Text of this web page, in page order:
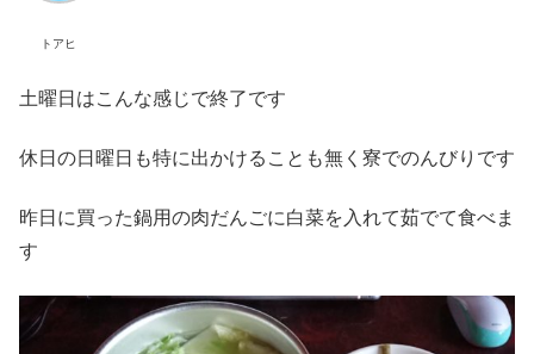
トアヒ
土曜日はこんな感じで終了です
休日の日曜日も特に出かけることも無く寮でのんびりです
昨日に買った鍋用の肉だんごに白菜を入れて茹でて食べま
す